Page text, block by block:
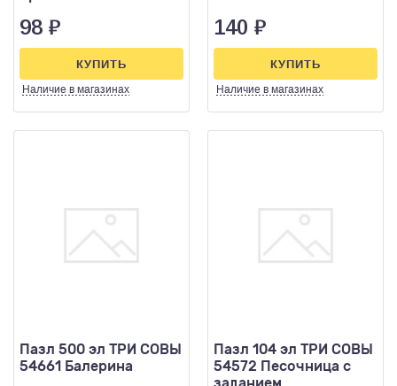
98 ₽
Наличие в магазинах
КУПИТЬ
140 ₽
Наличие в магазинах
КУПИТЬ
Пазл 500 эл ТРИ СОВЫ
54661 Балерина
Пазл 104 эл ТРИ СОВЫ
54572 Песочница с